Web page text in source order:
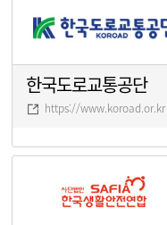
한국도로교통공단
https://www.koroad.or.kr